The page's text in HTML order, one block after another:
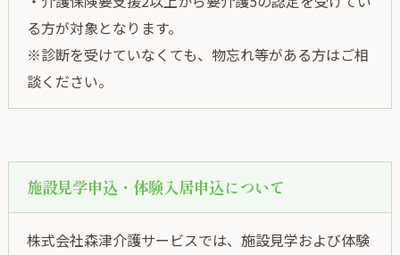
る方が対象となります。
※診断を受けていなくても、物忘れ等がある方はご相
談ください。
施設見学申込・体験入居申込について
株式会社森津介護サービスでは、施設見学および体験